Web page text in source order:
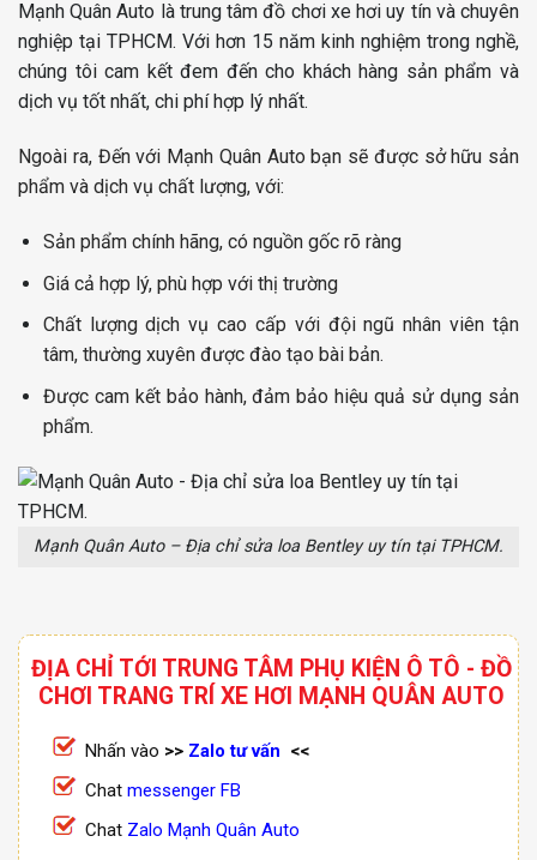
Mạnh Quân Auto là trung tâm đồ chơi xe hơi uy tín và chuyên
nghiệp tại TPHCM. Với hơn 15 năm kinh nghiệm trong nghề,
chúng tôi cam kết đem đến cho khách hàng sản phẩm và
dịch vụ tốt nhất, chi phí hợp lý nhất.
Ngoài ra, Đến với Mạnh Quân Auto bạn sẽ được sở hữu sản
phẩm và dịch vụ chất lượng, với:
Sản phẩm chính hãng, có nguồn gốc rõ ràng
Giá cả hợp lý, phù hợp với thị trường
Chất lượng dịch vụ cao cấp với đội ngũ nhân viên tận
tâm, thường xuyên được đào tạo bài bản.
Được cam kết bảo hành, đảm bảo hiệu quả sử dụng sản
phẩm.
Mạnh Quân Auto – Địa chỉ sửa loa Bentley uy tín tại TPHCM.
ĐỊA CHỈ TỚI TRUNG TÂM PHỤ KIỆN Ô TÔ - ĐỒ
CHƠI TRANG TRÍ XE HƠI MẠNH QUÂN AUTO
Nhấn vào >> Zalo tư vấn <<
Chat messenger FB
Chat Zalo Mạnh Quân Auto